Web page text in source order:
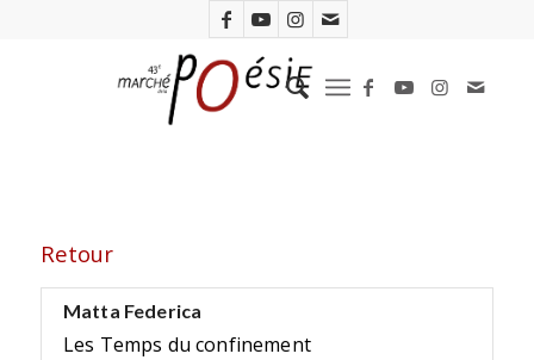
Retour
Matta Federica
Les Temps du confinement